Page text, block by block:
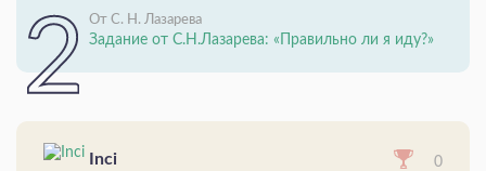
От С. Н. Лазарева
Задание от С.Н.Лазарева: «Правильно ли я иду?»
Inci 0